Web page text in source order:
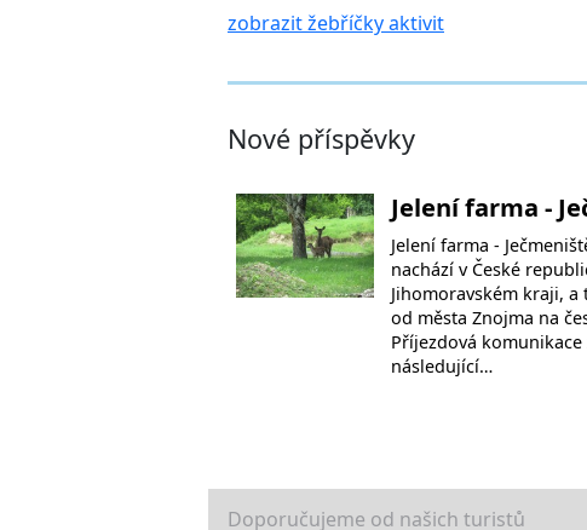
zobrazit žebříčky aktivit
Nové příspěvky
Jelení farma -
Jelení farma -
nachází v České
Jihomoravském kraji,
od města Znojma na
Příjezdová
následující…
Doporučujeme od našich turistů